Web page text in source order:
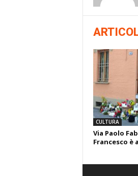
CULTURA
Via Paolo
Francesco è